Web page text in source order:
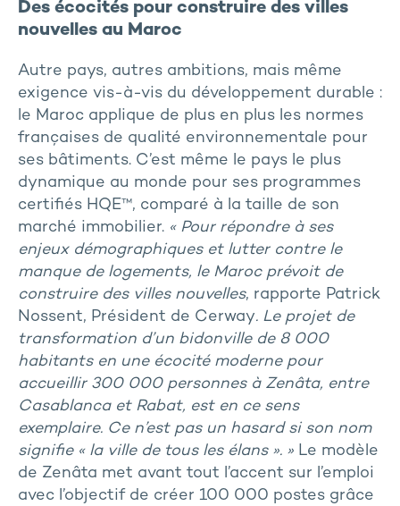
Des écocités pour construire des villes
nouvelles au Maroc
Autre pays, autres ambitions, mais même
exigence vis-à-vis du développement durable :
le Maroc applique de plus en plus les normes
françaises de qualité environnementale pour
ses bâtiments. C’est même le pays le plus
dynamique au monde pour ses programmes
certifiés HQE™, comparé à la taille de son
marché immobilier. « Pour répondre à ses
enjeux démographiques et lutter contre le
manque de logements, le Maroc prévoit de
construire des villes nouvelles, rapporte Patrick
Nossent, Président de Cerway. Le projet de
transformation d’un bidonville de 8 000
habitants en une écocité moderne pour
accueillir 300 000 personnes à Zenâta, entre
Casablanca et Rabat, est en ce sens
exemplaire. Ce n’est pas un hasard si son nom
signifie « la ville de tous les élans ». » Le modèle
de Zenâta met avant tout l’accent sur l’emploi
avec l’objectif de créer 100 000 postes grâce